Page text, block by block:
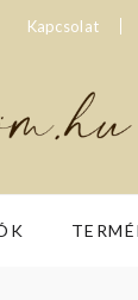
Kapcsolat